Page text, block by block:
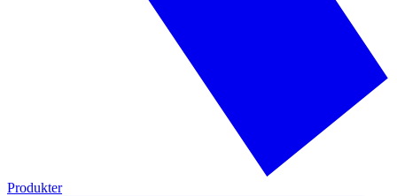
Produkter